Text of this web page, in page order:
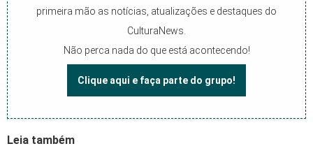
primeira mão as notícias, atualizações e destaques do
CulturaNews.
Não perca nada do que está acontecendo!
Clique aqui e faça parte do grupo!
Leia também